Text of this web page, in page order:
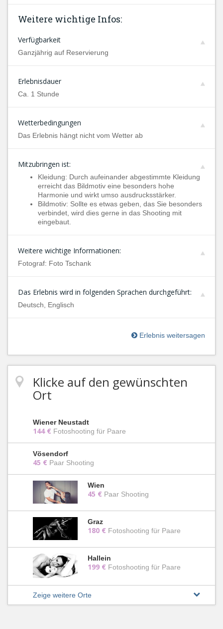
Weitere wichtige Infos:
Verfügbarkeit
Ganzjährig auf Reservierung
Erlebnisdauer
Ca. 1 Stunde
Wetterbedingungen
Das Erlebnis hängt nicht vom Wetter ab
Mitzubringen ist:
Kleidung: Durch aufeinander abgestimmte Kleidung
erreicht das Bildmotiv eine besonders hohe
Harmonie und wirkt umso ausdrucksstärker.
Bildmotiv: Sollte es etwas geben, das Sie besonders
verbindet, wird dies gerne in das Shooting mit
eingebaut.
Weitere wichtige Informationen:
Fotograf: Foto Tschank
Das Erlebnis wird in folgenden Sprachen durchgeführt:
Deutsch, Englisch
Erlebnis weitersagen
Klicke auf den gewünschten
Ort
Wiener Neustadt
144 € Fotoshooting für Paare
Vösendorf
45 € Paar Shooting
Wien
45 € Paar Shooting
Graz
180 € Fotoshooting für Paare
Hallein
199 € Fotoshooting für Paare
Zeige weitere Orte